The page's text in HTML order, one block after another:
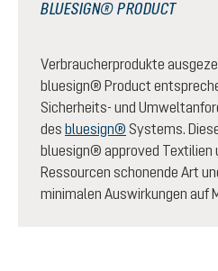
BLUESIGN® PRODUCT
Verbraucherprodukte
bluesign® Product
Sicherheits- und
des bluesign® Systems.
bluesign® approved Textilien
Ressourcen schonende Art
minimalen Auswirkungen auf